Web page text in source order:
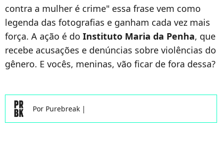
contra a mulher é crime" essa frase vem como
legenda das fotografias e ganham cada vez mais
força. A ação é do Instituto Maria da Penha, que
recebe acusações e denúncias sobre violências do
gênero. E vocês, meninas, vão ficar de fora dessa?
Por Purebreak |